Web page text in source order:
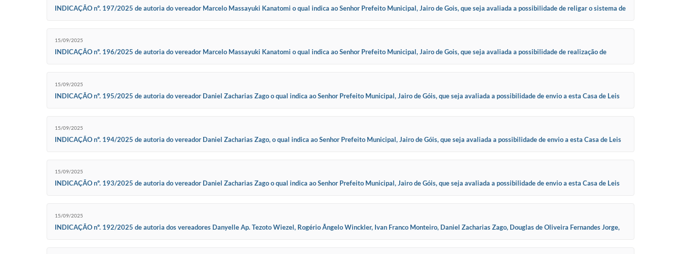
INDICAÇÃO nº. 197/2025 de autoria do vereador Marcelo Massayuki Kanatomi o qual indica ao Senhor Prefeito Municipal, Jairo de Gois, que seja avaliada a possibilidade de religar o sistema de
15/09/2025
INDICAÇÃO nº. 196/2025 de autoria do vereador Marcelo Massayuki Kanatomi o qual indica ao Senhor Prefeito Municipal, Jairo de Gois, que seja avaliada a possibilidade de realização de
15/09/2025
INDICAÇÃO nº. 195/2025 de autoria do vereador Daniel Zacharias Zago o qual indica ao Senhor Prefeito Municipal, Jairo de Góis, que seja avaliada a possibilidade de envio a esta Casa de Leis
15/09/2025
INDICAÇÃO nº. 194/2025 de autoria do vereador Daniel Zacharias Zago, o qual indica ao Senhor Prefeito Municipal, Jairo de Góis, que seja avaliada a possibilidade de envio a esta Casa de Leis
15/09/2025
INDICAÇÃO nº. 193/2025 de autoria do vereador Daniel Zacharias Zago o qual indica ao Senhor Prefeito Municipal, Jairo de Góis, que seja avaliada a possibilidade de envio a esta Casa de Leis
15/09/2025
INDICAÇÃO nº. 192/2025 de autoria dos vereadores Danyelle Ap. Tezoto Wiezel, Rogério Ângelo Winckler, Ivan Franco Monteiro, Daniel Zacharias Zago, Douglas de Oliveira Fernandes Jorge,